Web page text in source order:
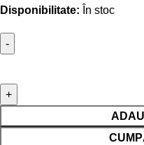
Disponibilitate: În stoc